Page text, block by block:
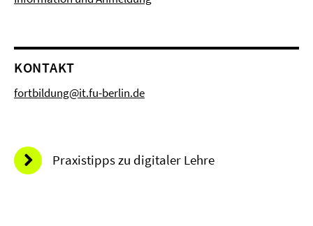
KONTAKT
fortbildung@it.fu-berlin.de
Praxistipps zu digitaler Lehre